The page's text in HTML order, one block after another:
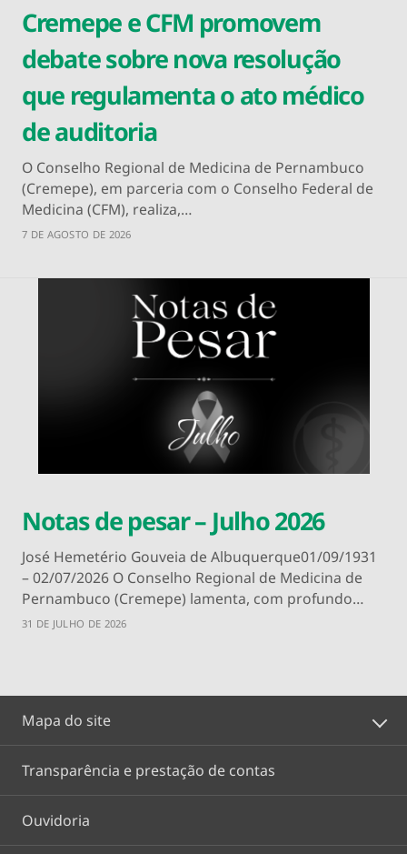
Cremepe e CFM promovem
debate sobre nova resolução
que regulamenta o ato médico
de auditoria
O Conselho Regional de Medicina de Pernambuco
(Cremepe), em parceria com o Conselho Federal de
Medicina (CFM), realiza,…
7 DE AGOSTO DE 2026
Notas de pesar – Julho 2026
José Hemetério Gouveia de Albuquerque01/09/1931
– 02/07/2026 O Conselho Regional de Medicina de
Pernambuco (Cremepe) lamenta, com profundo…
31 DE JULHO DE 2026
Mapa do site
Transparência e prestação de contas
Ouvidoria